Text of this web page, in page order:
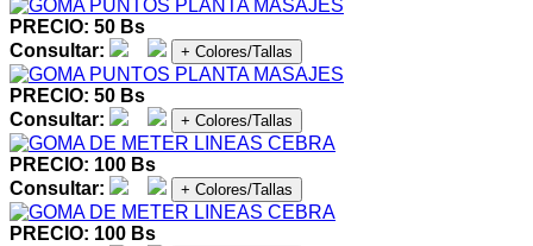
PRECIO: 50 Bs
Consultar:
+ Colores/Tallas
PRECIO: 50 Bs
Consultar:
+ Colores/Tallas
PRECIO: 100 Bs
Consultar:
+ Colores/Tallas
PRECIO: 100 Bs